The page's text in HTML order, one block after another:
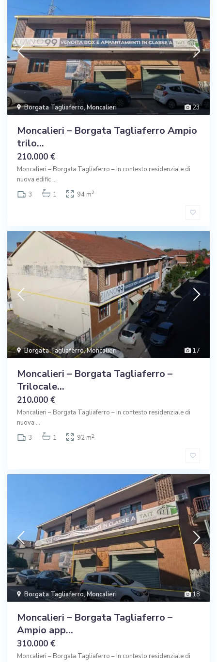
23
Borgata Tagliaferro,Moncalieri
Moncalieri – Borgata Tagliaferro Ampio
trilo...
210.000 €
Moncalieri – Borgata Tagliaferro – In contesto residenziale di
nuova edific ...
3
1 94 m2
17
Borgata Tagliaferro,Moncalieri
Moncalieri – Borgata Tagliaferro –
Trilocale...
210.000 €
Moncalieri – Borgata Tagliaferro – In contesto residenziale di
nuova ...
3
1 92 m2
18
Borgata Tagliaferro,Moncalieri
Moncalieri – Borgata Tagliaferro –
Ampio app...
310.000 €
Moncalieri – Borgata Tagliaferro – In contesto residenziale di